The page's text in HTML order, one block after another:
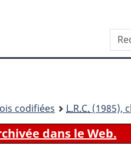
codifiées L.R.C. (1985),
dans le Web.